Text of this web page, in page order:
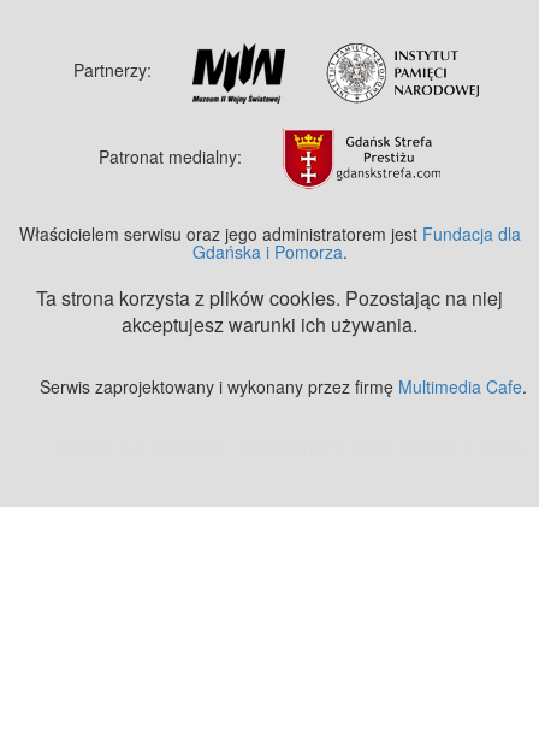
Partnerzy:
Patronat medialny:
Właścicielem serwisu oraz jego administratorem jest Fundacja dla
Gdańska i Pomorza.
Ta strona korzysta z plików cookies. Pozostając na niej
akceptujesz warunki ich używania.
Serwis zaprojektowany i wykonany przez firmę Multimedia Cafe.